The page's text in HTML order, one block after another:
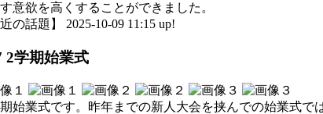
意欲を高くすることができました。
近の話題】 2025-10-09 11:15 up!
2学期始業式
期始業式です。昨年までの新人大会を挟んでの始業式